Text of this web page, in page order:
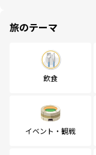
旅のテーマ
飲食
イベント・観戦